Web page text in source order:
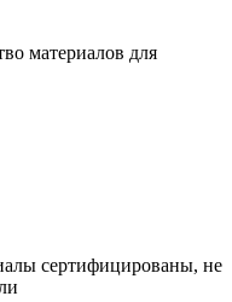
материалов для
сертифицированы, не